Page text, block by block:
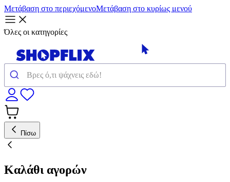
Μετάβαση στο περιεχόμενοΜετάβαση στο κυρίως μενού
Όλες οι κατηγορίες
Πίσω
Καλάθι αγορών